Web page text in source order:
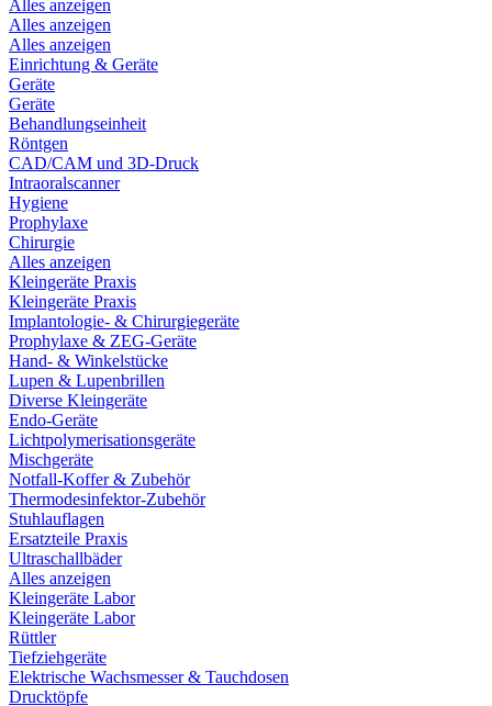
Alles anzeigen
Alles anzeigen
Alles anzeigen
Einrichtung & Geräte
Geräte
Geräte
Behandlungseinheit
Röntgen
CAD/CAM und 3D-Druck
Intraoralscanner
Hygiene
Prophylaxe
Chirurgie
Alles anzeigen
Kleingeräte Praxis
Kleingeräte Praxis
Implantologie- & Chirurgiegeräte
Prophylaxe & ZEG-Geräte
Hand- & Winkelstücke
Lupen & Lupenbrillen
Diverse Kleingeräte
Endo-Geräte
Lichtpolymerisationsgeräte
Mischgeräte
Notfall-Koffer & Zubehör
Thermodesinfektor-Zubehör
Stuhlauflagen
Ersatzteile Praxis
Ultraschallbäder
Alles anzeigen
Kleingeräte Labor
Kleingeräte Labor
Rüttler
Tiefziehgeräte
Elektrische Wachsmesser & Tauchdosen
Drucktöpfe